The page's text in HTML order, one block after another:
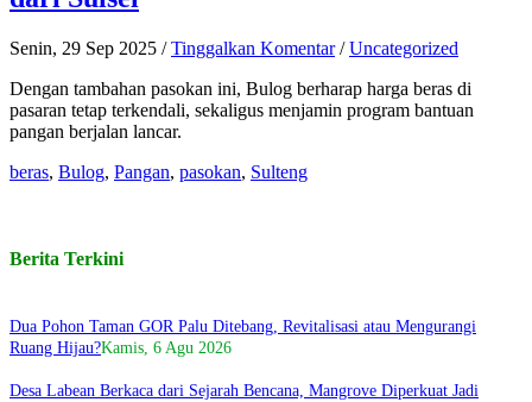
Senin, 29 Sep 2025 /Tinggalkan Komentar /Uncategorized
Dengan tambahan pasokan ini, Bulog berharap harga beras di
pasaran tetap terkendali, sekaligus menjamin program bantuan
pangan berjalan lancar.
beras, Bulog, Pangan, pasokan, Sulteng
Berita Terkini
Dua Pohon Taman GOR Palu Ditebang, Revitalisasi atau Mengurangi
Ruang Hijau?Kamis, 6 Agu 2026
Desa Labean Berkaca dari Sejarah Bencana, Mangrove Diperkuat Jadi